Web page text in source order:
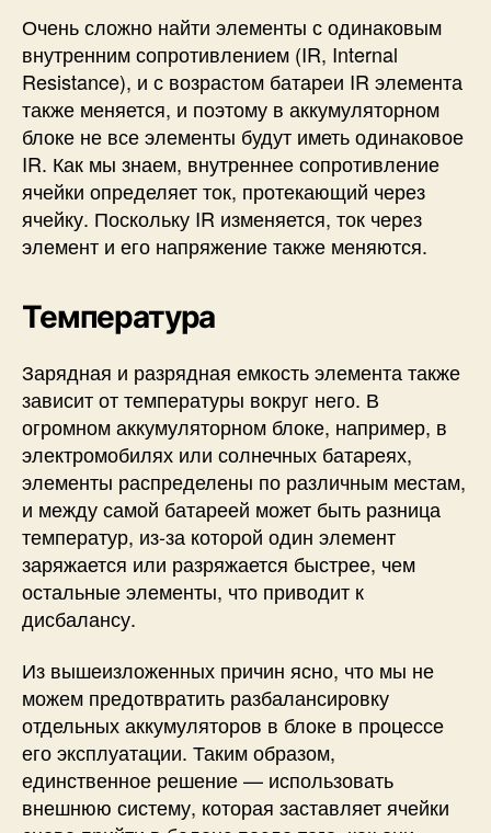
Очень сложно найти элементы с одинаковым
внутренним сопротивлением (IR, Internal
Resistance), и с возрастом батареи IR элемента
также меняется, и поэтому в аккумуляторном
блоке не все элементы будут иметь одинаковое
IR. Как мы знаем, внутреннее сопротивление
ячейки определяет ток, протекающий через
ячейку. Поскольку IR изменяется, ток через
элемент и его напряжение также меняются.
Температура
Зарядная и разрядная емкость элемента также
зависит от температуры вокруг него. В
огромном аккумуляторном блоке, например, в
электромобилях или солнечных батареях,
элементы распределены по различным местам,
и между самой батареей может быть разница
температур, из-за которой один элемент
заряжается или разряжается быстрее, чем
остальные элементы, что приводит к
дисбалансу.
Из вышеизложенных причин ясно, что мы не
можем предотвратить разбалансировку
отдельных аккумуляторов в блоке в процессе
его эксплуатации. Таким образом,
единственное решение — использовать
внешнюю систему, которая заставляет ячейки